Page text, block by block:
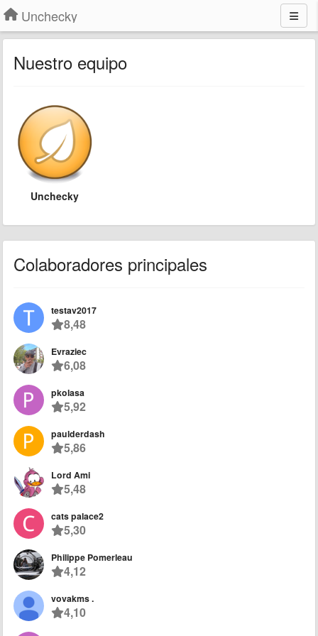
Unchecky
Nuestro equipo
Unchecky
Colaboradores principales
testav2017
8,48
Evraziec
6,08
pkolasa
5,92
paulderdash
5,86
Lord Ami
5,48
cats palace2
5,30
Philippe Pomerleau
4,12
vovakms .
4,10